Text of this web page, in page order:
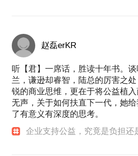
赵磊erKR
听【君】一席话，胜读十年书。
兰，谦逊却睿智，陆总的厉害之
锐的商业思维，更在于将公益植
无声，关于如何扶直下一代，她
了有意义有深度的思考。
企业支持公益，究竟是负担还